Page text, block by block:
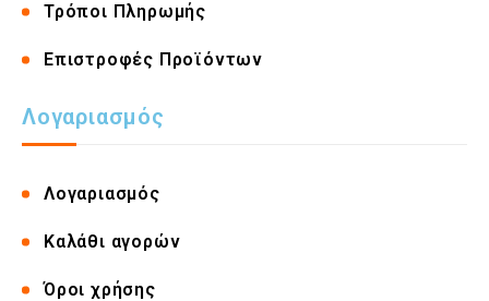
Τρόποι Πληρωμής
Επιστροφές Προϊόντων
Λογαριασμός
Λογαριασμός
Καλάθι αγορών
Όροι χρήσης